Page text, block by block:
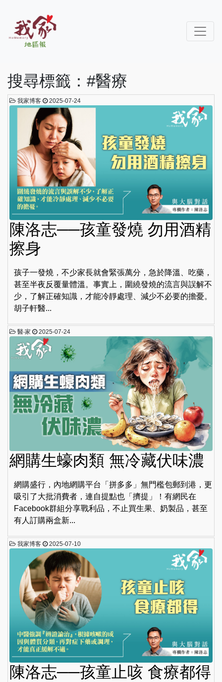
搜尋標籤：#醫療
我家博客 2025-07-24
陳洛志──孩童發燒 勿用酒精
擦身
孩子一發燒，不少家長就會緊張萬分，急於降溫、吃藥，
甚至半夜反覆量體溫。事實上，圍繞發燒的流言與誤解不
少，了解正確知識，才能冷靜處理、減少不必要的擔憂。
胡子軒醫...
醫‧家 2025-07-24
網購生蠔肉類 無冷藏伏味濃
網購盛行，內地網購平台「拼多多」無門檻包郵到港，更
吸引了大批消費者，連自提點也「擠提」！有網民在
Facebook群組分享戰利品，不止買生果、奶製品，甚至
有人訂購兩盒新...
我家博客 2025-07-10
陳洛志──孩童止咳 食療都得